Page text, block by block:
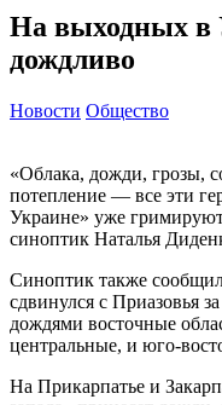
На выходных в
дождливо
Новости Общество
«Облака, дожди, грозы,
потепление — все эти
Украине» уже
синоптик Наталья
Синоптик также
сдвинулся с Приазовья
дождями восточные
центральные, и юго-
На Прикарпатье и